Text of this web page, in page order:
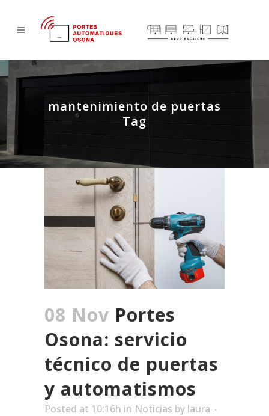
mantenimiento de puertas
Tag
08 Nov Portes
Osona: servicio
técnico de puertas
y automatismos
Posted at 10:16h in Noticias by laura